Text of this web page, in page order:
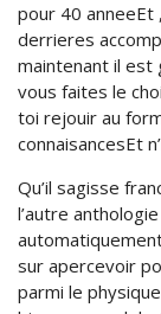
pour 40
derrieres
maintenant il est
vous faites le
toi rejouir au
connaisancesEt
Qu’il sagisse
l’autre
sur apercevoir
parmi le